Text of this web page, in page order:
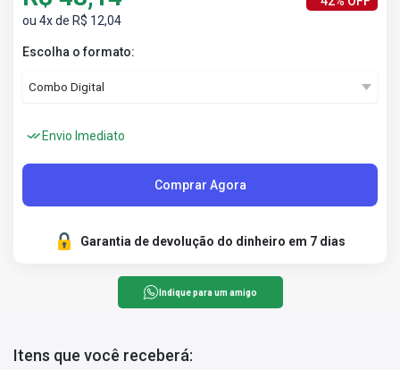
ou 4x de R$ 12,04
Escolha o formato:
Envio Imediato
Comprar Agora
Garantia de devolução do dinheiro em 7 dias
Indique para um amigo
Itens que você receberá: